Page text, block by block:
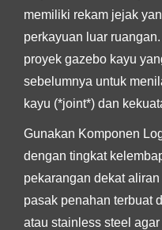
memiliki rekam jejak
perkayuan luar
proyek gazebo kayu
sebelumnya untuk
kayu (*joint*) dan
Gunakan Komponen
dengan tingkat
pekarangan dekat
pasak penahan terbuat
atau stainless steel